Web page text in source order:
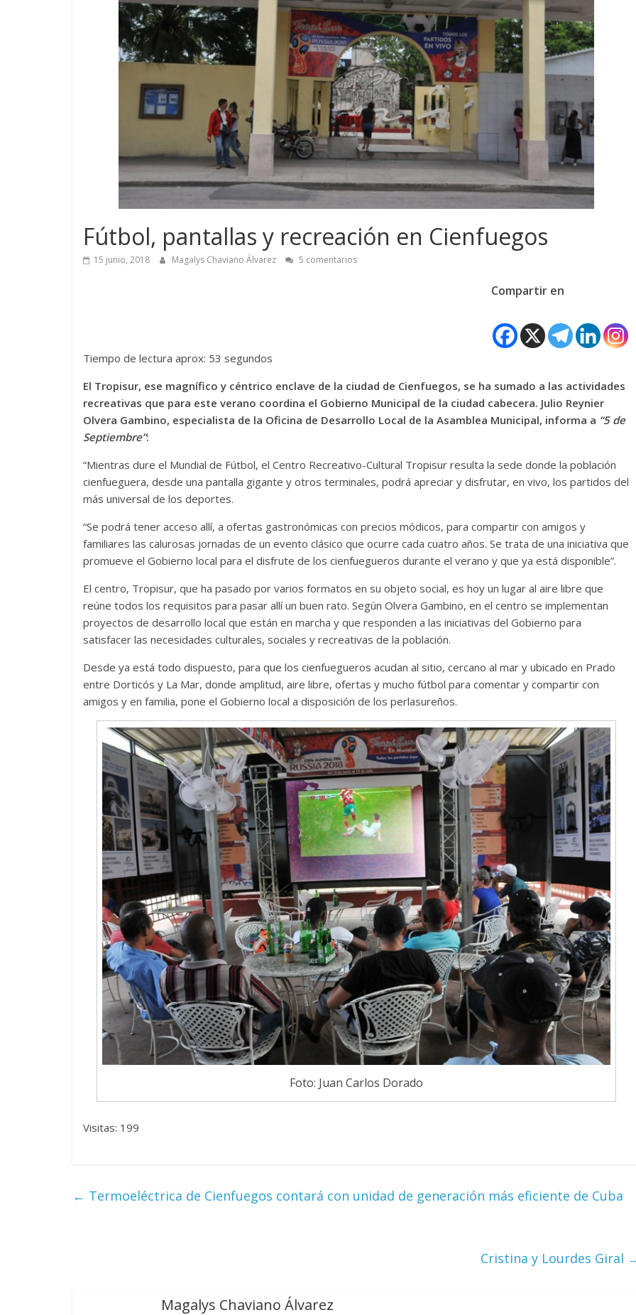
Fútbol, pantallas y recreación en Cienfuegos
15 junio, 2018 Magalys Chaviano Álvarez 5 comentarios
Compartir en
Tiempo de lectura aprox: 53 segundos
El Tropisur, ese magnífico y céntrico enclave de la ciudad de Cienfuegos, se ha sumado a las actividades
recreativas que para este verano coordina el Gobierno Municipal de la ciudad cabecera. Julio Reynier
Olvera Gambino, especialista de la Oficina de Desarrollo Local de la Asamblea Municipal, informa a “5 de
Septiembre”:
“Mientras dure el Mundial de Fútbol, el Centro Recreativo-Cultural Tropisur resulta la sede donde la población
cienfueguera, desde una pantalla gigante y otros terminales, podrá apreciar y disfrutar, en vivo, los partidos del
más universal de los deportes.
“Se podrá tener acceso allí, a ofertas gastronómicas con precios módicos, para compartir con amigos y
familiares las calurosas jornadas de un evento clásico que ocurre cada cuatro años. Se trata de una iniciativa que
promueve el Gobierno local para el disfrute de los cienfuegueros durante el verano y que ya está disponible”.
El centro, Tropisur, que ha pasado por varios formatos en su objeto social, es hoy un lugar al aire libre que
reúne todos los requisitos para pasar allí un buen rato. Según Olvera Gambino, en el centro se implementan
proyectos de desarrollo local que están en marcha y que responden a las iniciativas del Gobierno para
satisfacer las necesidades culturales, sociales y recreativas de la población.
Desde ya está todo dispuesto, para que los cienfuegueros acudan al sitio, cercano al mar y ubicado en Prado
entre Dorticós y La Mar, donde amplitud, aire libre, ofertas y mucho fútbol para comentar y compartir con
amigos y en familia, pone el Gobierno local a disposición de los perlasureños.
Foto: Juan Carlos Dorado
Visitas: 199
← Termoeléctrica de Cienfuegos contará con unidad de generación más eficiente de Cuba
Cristina y Lourdes Giral
Magalys Chaviano Álvarez
Cuento de hadas
interclasista en la alta
burguesía mexicana
30 diciembre, 2025
Julio Martínez Molina
0